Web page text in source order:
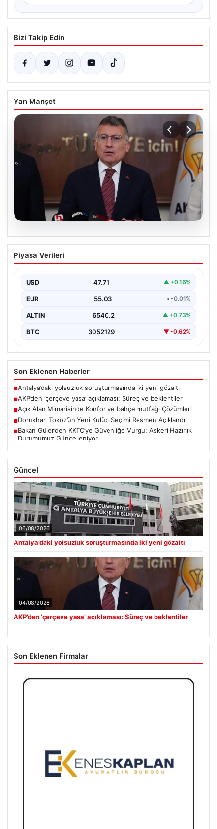
Bizi Takip Edin
Yan Manşet
AKP’den ‘çerçeve yasa’ açıklaması:
Süreç ve beklentiler
toplantısını yarın gerçekleştireceklerini belirtti. Güler,
kanun…
Piyasa Verileri
USD 47.71 ▲ +0.16%
EUR 55.03 • -0.01%
ALTIN 6540.2 ▲ +0.73%
BTC 3052129 ▼ -0.62%
Son Eklenen Haberler
■Antalya’daki yolsuzluk soruşturmasında iki yeni gözaltı
■AKP’den ‘çerçeve yasa’ açıklaması: Süreç ve beklentiler
■Açık Alan Mimarisinde Konfor ve bahçe mutfağı Çözümleri
■Dorukhan Toköz’ün Yeni Kulüp Seçimi Resmen Açıklandı!
■Bakan Güler’den KKTC’ye Güvenliğe Vurgu: Askeri Hazırlık
Durumumuz Güncelleniyor
Güncel
06/08/2026
Antalya’daki yolsuzluk soruşturmasında iki yeni gözaltı
04/08/2026
AKP’den ‘çerçeve yasa’ açıklaması: Süreç ve beklentiler
Son Eklenen Firmalar